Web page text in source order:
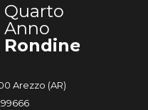
Quarto
Anno
Rondine
Arezzo (AR)